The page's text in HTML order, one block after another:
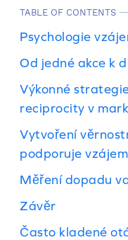
TABLE OF CONTENTS
Psychologie
Od jedné akce k
Výkonné
reciprocity v
Vytvoření
podporuje
Měření dopadu
Závěr
Často kladené